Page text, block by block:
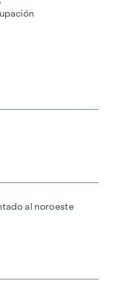
al noroeste